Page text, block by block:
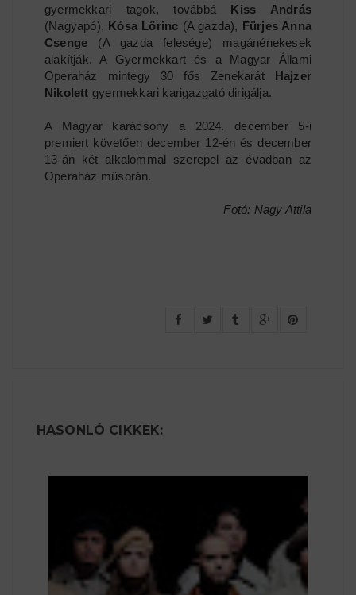
gyermekkari tagok, továbbá Kiss András
(Nagyapó), Kósa Lőrinc (A gazda), Fürjes Anna
Csenge (A gazda felesége) magánénekesek
alakítják. A Gyermekkart és a Magyar Állami
Operaház mintegy 30 fős Zenekarát Hajzer
Nikolett gyermekkari karigazgató dirigálja.
A Magyar karácsony a 2024. december 5-i
premiert követően december 12-én és december
13-án két alkalommal szerepel az évadban az
Operaház műsorán.
Fotó: Nagy Attila
HASONLÓ CIKKEK: